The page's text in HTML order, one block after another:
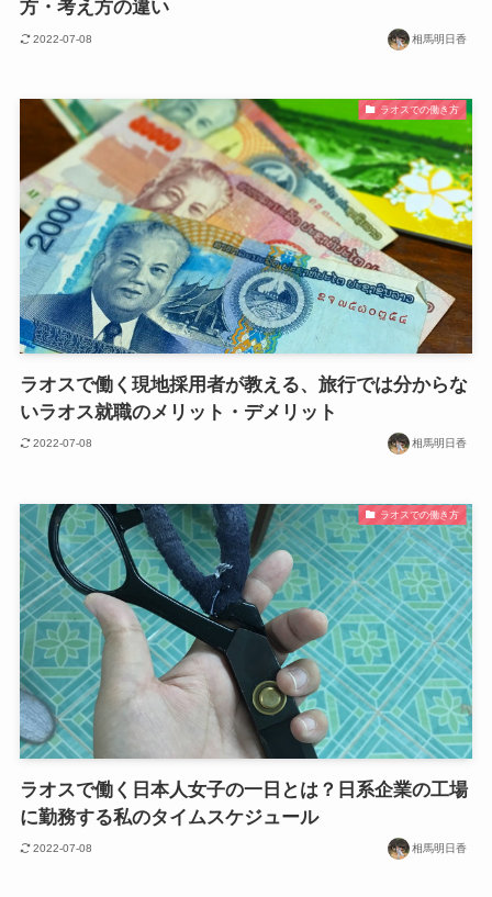
方・考え方の違い
2022-07-08 相馬明日香
ラオスでの働き方
ラオスで働く現地採用者が教える、旅行では分からな
いラオス就職のメリット・デメリット
2022-07-08 相馬明日香
ラオスでの働き方
ラオスで働く日本人女子の一日とは？日系企業の工場
に勤務する私のタイムスケジュール
2022-07-08 相馬明日香